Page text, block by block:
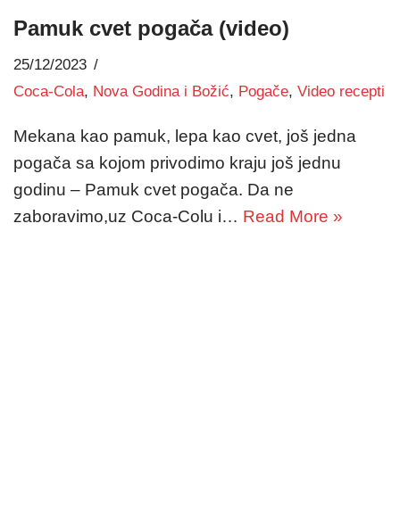
Pamuk cvet pogača (video)
25/12/2023
Coca-Cola, Nova Godina i Božić, Pogače, Video recepti
Mekana kao pamuk, lepa kao cvet, još jedna
pogača sa kojom privodimo kraju još jednu
godinu – Pamuk cvet pogača. Da ne
zaboravimo,uz Coca-Colu i… Read More »